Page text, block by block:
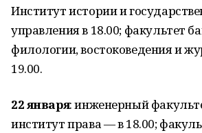
Институт истории и
управления в 18.00; факультет
филологии, востоковедения и
19.00.
22 января: инженерный
институт права — в 18.00;